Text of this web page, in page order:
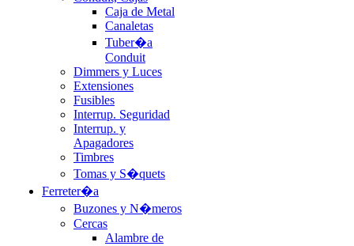
Caja de Metal
Canaletas
Tuber�a
Conduit
Dimmers y Luces
Extensiones
Fusibles
Interrup. Seguridad
Interrup. y
Apagadores
Timbres
Tomas y S�quets
Ferreter�a
Buzones y N�meros
Cercas
Alambre de